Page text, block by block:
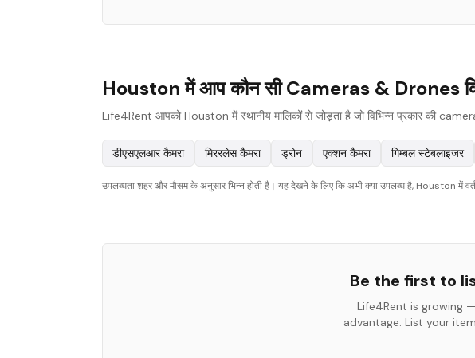
Houston में आप कौन सी Cameras & Drones
Life4Rent आपको Houston में स्थानीय मालिकों से जोड़ता है जो विभिन्न प्रकार की
डीएसएलआर कैमरा मिररलेस कैमरा ड्रोन एक्शन कैमरा गिम्बल स्टेबलाइजर
उपलब्धता शहर और मौसम के अनुसार भिन्न होती है। यह देखने के लिए कि अभी क्या उपलब्ध है, Houston में
Be the first to
Life4Rent is growing
advantage. List your